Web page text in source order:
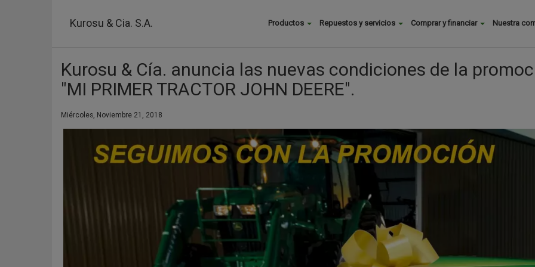
Kurosu & Cia. S.A. Buscar
Productos Repuestos y servicios Comprar y financiar Nuestra
Kurosu & Cía. anuncia las nuevas condiciones de la
"MI PRIMER TRACTOR JOHN DEERE".
Miércoles, Noviembre 21, 2018